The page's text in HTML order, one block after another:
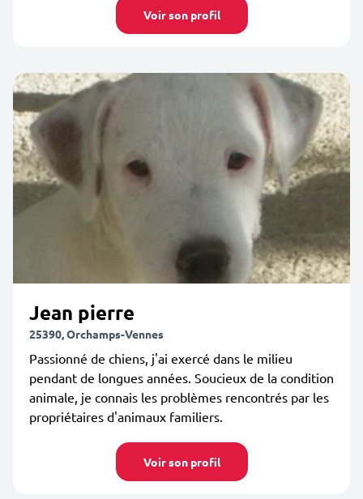
Voir son profil
Jean pierre
25390, Orchamps-Vennes
Passionné de chiens, j'ai exercé dans le milieu
pendant de longues années. Soucieux de la condition
animale, je connais les problèmes rencontrés par les
propriétaires d'animaux familiers.
Voir son profil